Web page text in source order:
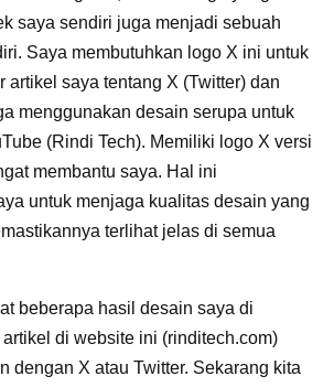
saya sendiri juga menjadi sebuah
Saya membutuhkan logo X ini untuk
artikel saya tentang X (Twitter) dan
menggunakan desain serupa untuk
(Rindi Tech). Memiliki logo X versi
membantu saya. Hal ini
untuk menjaga kualitas desain yang
terlihat jelas di semua
beberapa hasil desain saya di
di website ini (rinditech.com)
dengan X atau Twitter. Sekarang kita